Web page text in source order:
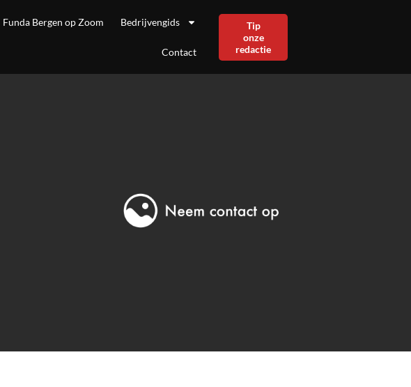
Funda Bergen op Zoom Bedrijvengids
Contact
Tip
onze
redactie